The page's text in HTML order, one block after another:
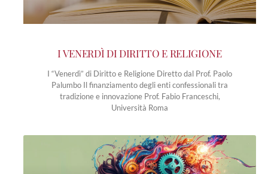
I VENERDÌ DI DIRITTO E RELIGIONE
I “Venerdì” di Diritto e Religione Diretto dal Prof. Paolo
Palumbo Il finanziamento degli enti confessionali tra
tradizione e innovazione Prof. Fabio Franceschi,
Università Roma